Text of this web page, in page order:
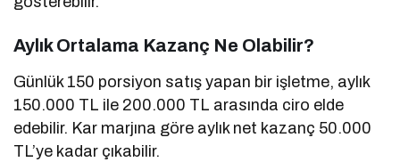
Aylık Ortalama Kazanç Ne Olabilir?
Günlük 150 porsiyon satış yapan bir işletme, aylık
150.000 TL ile 200.000 TL arasında ciro elde
edebilir. Kar marjına göre aylık net kazanç 50.000
TL’ye kadar çıkabilir.